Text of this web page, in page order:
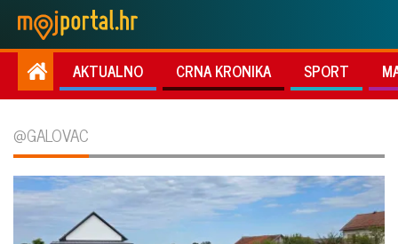
AKTUALNO CRNA KRONIKA SPORT
@GALOVAC